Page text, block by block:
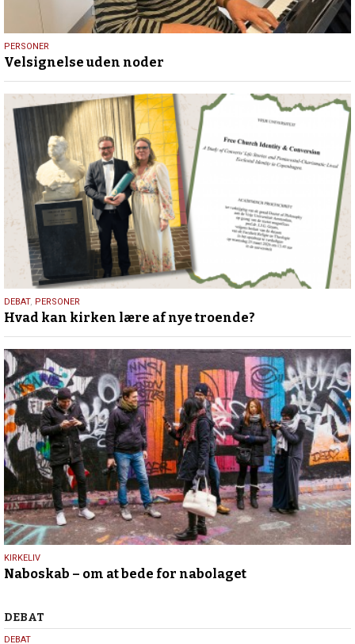
31.
juli
2026
PERSONER
Velsignelse uden noder
25.
juli
2026
DEBAT, PERSONER
Hvad kan kirken lære af nye troende?
9.
juli
KIRKELIV
Naboskab – om at bede for nabolaget
Debat
DEBAT
DEBAT